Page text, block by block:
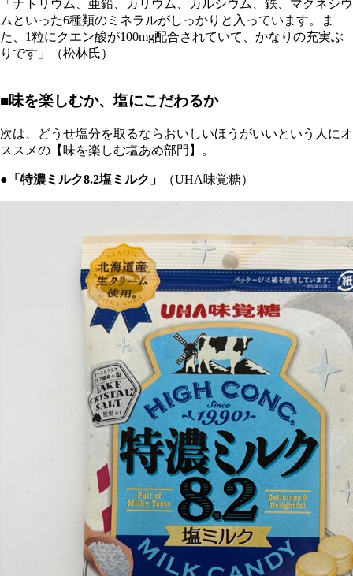
「ナトリウム、亜鉛、カリウム、カルシウム、鉄、マグネシウ
ムといった6種類のミネラルがしっかりと入っています。ま
た、1粒にクエン酸が100mg配合されていて、かなりの充実ぶ
りです」（松林氏）
■味を楽しむか、塩にこだわるか
次は、どうせ塩分を取るならおいしいほうがいいという人にオ
ススメの【味を楽しむ塩あめ部門】。
●「特濃ミルク8.2塩ミルク」 （UHA味覚糖）